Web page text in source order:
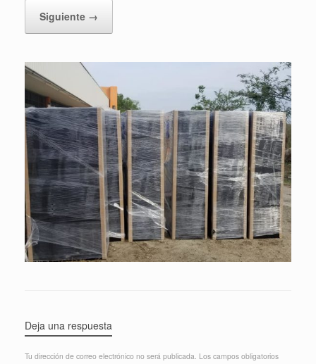
Siguiente →
Deja una respuesta
Tu dirección de correo electrónico no será publicada. Los campos obligatorios